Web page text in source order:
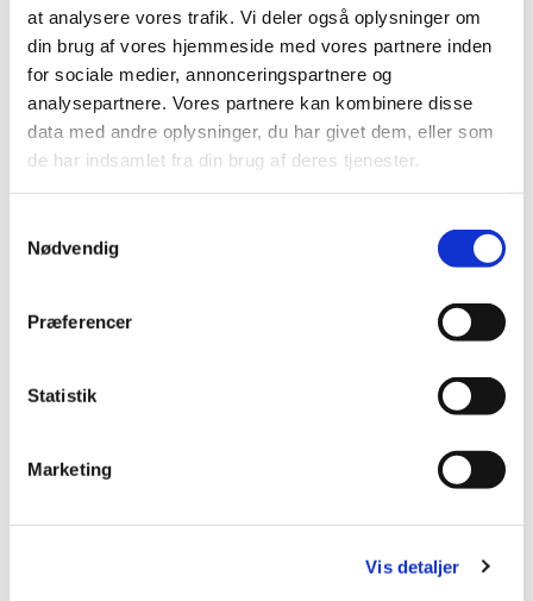
at analysere vores trafik. Vi deler også oplysninger om
din brug af vores hjemmeside med vores partnere inden
for sociale medier, annonceringspartnere og
analysepartnere. Vores partnere kan kombinere disse
data med andre oplysninger, du har givet dem, eller som
de har indsamlet fra din brug af deres tjenester.
Nødvendig
Præferencer
Statistik
Marketing
Vis detaljer
Du vil måske også kunne
lide...